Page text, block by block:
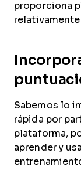
proporciona
Sabemos lo
rápida por
plataforma,
aprender y